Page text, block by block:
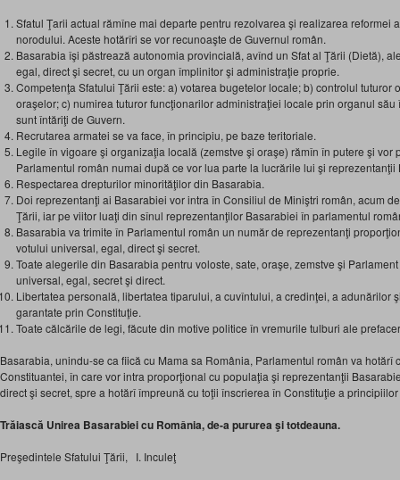
Sfatul Ţarii actual rămîne mai departe pentru rezolvarea şi realizarea reformei
norodului. Aceste hotărîri se vor recunoaşte de Guvernul român.
Basarabia îşi păstrează autonomia provincială, avînd un Sfat al Ţării (Dietă),
egal, direct şi secret, cu un organ împlinitor şi administraţie proprie.
Competenţa Sfatului Ţării este: a) votarea bugetelor locale; b) controlul tuturor
oraşelor; c) numirea tuturor funcţionarilor administraţiei locale prin organul
sunt întăriţi de Guvern.
Recrutarea armatei se va face, în principiu, pe baze teritoriale.
Legile în vigoare şi organizaţia locală (zemstve şi oraşe) rămîn în putere şi vor
Parlamentul român numai după ce vor lua parte la lucrările lui şi reprezentanţii
Respectarea drepturilor minorităţilor din Basarabia.
Doi reprezentanţi ai Basarabiei vor intra în Consiliul de Miniştri român, acum
Ţării, iar pe viitor luaţi din sînul reprezentanţilor Basarabiei în parlamentul
Basarabia va trimite în Parlamentul român un număr de reprezentanţi
votului universal, egal, direct şi secret.
Toate alegerile din Basarabia pentru voloste, sate, oraşe, zemstve şi
universal, egal, secret şi direct.
Libertatea personală, libertatea tiparului, a cuvîntului, a credinţei, a adunărilor
garantate prin Constituţie.
Toate călcările de legi, făcute din motive politice în vremurile tulburi ale
Basarabia, unindu-se ca fiică cu Mama sa România, Parlamentul român va hotărî
Constituantei, în care vor intra proporţional cu populaţia şi reprezentanţii
direct şi secret, spre a hotărî împreună cu toţii înscrierea în Constituţie a
Trăiască Unirea Basarabiei cu România, de-a pururea şi totdeauna.
Preşedintele Sfatului Ţării, I. Inculeţ